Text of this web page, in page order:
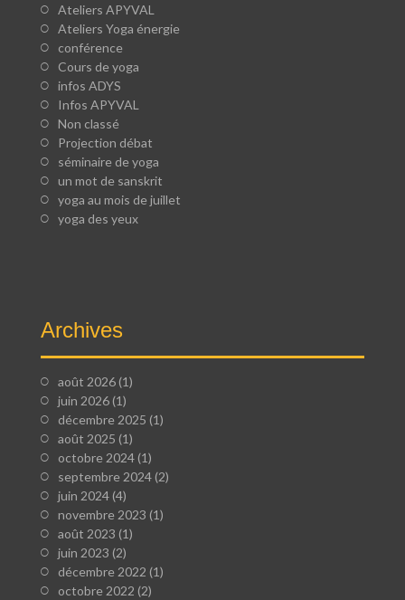
Ateliers APYVAL
Ateliers Yoga énergie
conférence
Cours de yoga
infos ADYS
Infos APYVAL
Non classé
Projection débat
séminaire de yoga
un mot de sanskrit
yoga au mois de juillet
yoga des yeux
Archives
août 2026(1)
juin 2026(1)
décembre 2025 (1)
août 2025 (1)
octobre 2024(1)
septembre 2024(2)
juin 2024(4)
novembre 2023 (1)
août 2023 (1)
juin 2023 (2)
décembre 2022 (1)
octobre 2022 (2)